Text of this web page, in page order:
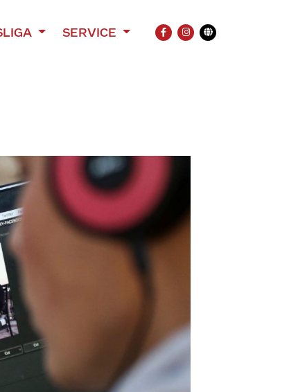
SERVICE
FACEBOOK
INSTAGRAM
Übersetzung